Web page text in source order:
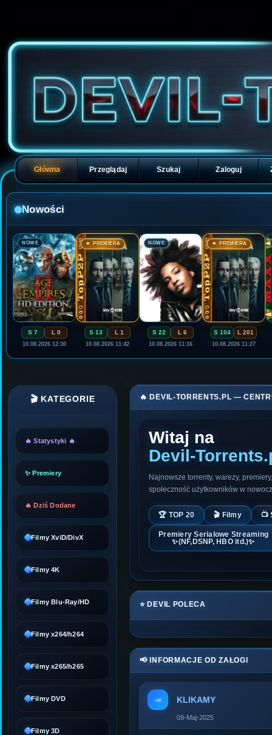
Główna Przeglądaj Szukaj Zaloguj
Nowości
🎬NOWE
S 7 L 0
10.08.2026 12:30
🎬★ PREMIERA
S 13 L 1
10.08.2026 11:42
🎬NOWE
S 22 L 6
10.08.2026 11:16
🎬★ PREMIERA
S 104 L 201
10.08.2026 11:27
🎬 KATEGORIE
🔥 Statystyki 🔥
✨ Premiery
🔥 Dziś Dodane
Filmy XviD/DivX
Filmy 4K
Filmy Blu-Ray/HD
Filmy x264/h264
Filmy x265/h265
Filmy DVD
Filmy 3D
🔥 DEVIL-TORRENTS.PL —
Witaj na
Devil-
Najnowsze torrenty, warezy,
społeczność użytkowników w
🏆 TOP 20 🎬 Filmy 📺
Premiery Serialowe Streaming
✨(NF,DSNP, HBO itd.)✨
⭐ DEVIL POLECA
📢 INFORMACJE OD ZAŁOGI
📣 KLIKAMY
09-Maj-2025